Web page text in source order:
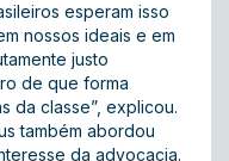
esperam isso
nossos ideais e em
justo
de que forma
da classe”, explicou.
também abordou
da advocacia.